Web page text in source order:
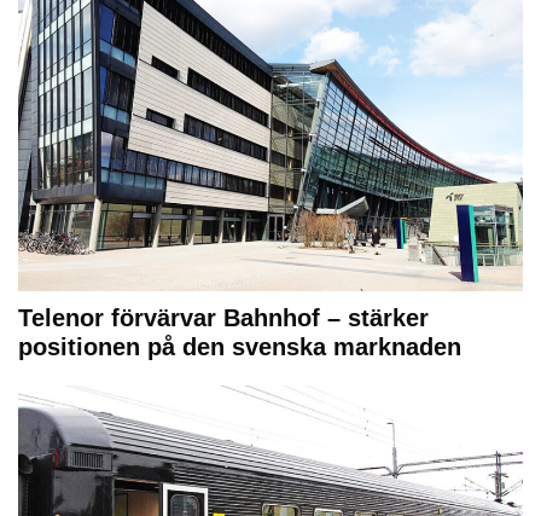
Telenor förvärvar Bahnhof – stärker
positionen på den svenska marknaden